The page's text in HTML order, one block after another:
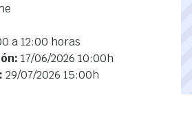
a 12:00 horas
17/06/2026 10:00h
29/07/2026 15:00h